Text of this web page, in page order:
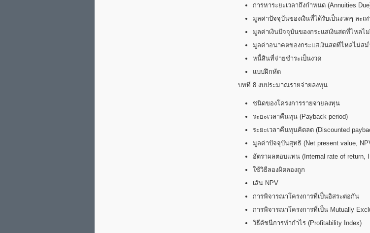
การหาระยะเวลาถึงกำหนด (Annuities
มูลค่าปัจจุบันของเงินที่ได้รับเป็นงวดๆ ละเ
มูลค่าเงินปัจจุบันของกระแสเงินสดที่ไหลไ
มูลค่าอนาคตของกระแสเงินสดที่ไหลไม่สม่
หนี้สินที่จ่ายชำระเป็นงวด
แบบฝึกหัด
บทที่ 8 งบประมาณรายจ่ายลงทุน
ชนิดของโครงการรายจ่ายลงทุน
ระยะเวลาคืนทุน (Payback period)
ระยะเวลาคืนทุนคิดลด (Discounted
มูลค่าปัจจุบันสุทธิ (Net present value,
อัตราผลตอบแทน (Internal rate of return,
ใช้วิธีลองผิดลองถูก
เส้น NPV
การพิจารณาโครงการที่เป็นอิสระต่อกัน
การพิจารณาโครงการที่เป็น Mutually
วิธีดัชนีการทำกำไร (Profitability Index)